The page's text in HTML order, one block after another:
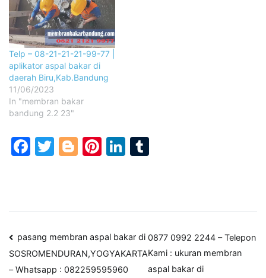
Telp – 08-21-21-21-99-77 |
aplikator aspal bakar di
daerah Biru,Kab.Bandung
11/06/2023
In "membran bakar
bandung 2.2 23"
Facebook
Twitter
Blogger
Pinterest
LinkedIn
Post
navigation
pasang membran aspal bakar di
SOSROMENDURAN,YOGYAKARTA
– Whatsapp : 082259595960
0877 0992 2244 – Telepon
Kami : ukuran membran
aspal bakar di